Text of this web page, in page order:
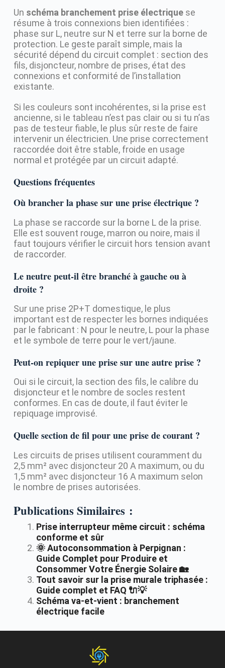
Un schéma branchement prise électriquese
résume à trois connexions bien identifiées :
phase sur L, neutre sur N et terre sur la borne de
protection. Le geste paraît simple, mais la
sécurité dépend du circuit complet : section des
fils, disjoncteur, nombre de prises, état des
connexions et conformité de l’installation
existante.
Si les couleurs sont incohérentes, si la prise est
ancienne, si le tableau n’est pas clair ou si tu n’as
pas de testeur fiable, le plus sûr reste de faire
intervenir un électricien. Une prise correctement
raccordée doit être stable, froide en usage
normal et protégée par un circuit adapté.
Questions fréquentes
Où brancher la phase sur une prise électrique ?
La phase se raccorde sur la borne L de la prise.
Elle est souvent rouge, marron ou noire, mais il
faut toujours vérifier le circuit hors tension avant
de raccorder.
Le neutre peut-il être branché à gauche ou à
droite ?
Sur une prise 2P+T domestique, le plus
important est de respecter les bornes indiquées
par le fabricant : N pour le neutre, L pour la phase
et le symbole de terre pour le vert/jaune.
Peut-on repiquer une prise sur une autre prise ?
Oui si le circuit, la section des fils, le calibre du
disjoncteur et le nombre de socles restent
conformes. En cas de doute, il faut éviter le
repiquage improvisé.
Quelle section de fil pour une prise de courant ?
Les circuits de prises utilisent couramment du
2,5 mm² avec disjoncteur 20 A maximum, ou du
1,5 mm² avec disjoncteur 16 A maximum selon
le nombre de prises autorisées.
Publications Similaires :
Prise interrupteur même circuit : schéma
conforme et sûr
🌞 Autoconsommation à Perpignan :
Guide Complet pour Produire et
Consommer Votre Énergie Solaire 🏡
Tout savoir sur la prise murale triphasée :
Guide complet et FAQ 🔌💡
Schéma va-et-vient : branchement
électrique facile